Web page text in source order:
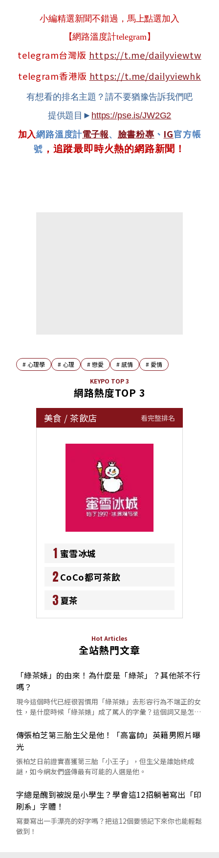
小編精選新聞不錯過，馬上點選加入
【網路溫度計telegram】
telegram台灣版 https://t.me/dailyviewtw
telegram香港版 https://t.me/dailyviewhk
有想看的排名主題？請不要猶豫告訴我們吧
提供題目► https://pse.is/JW2G2
加入網路溫度計電子報、 臉書粉專 、 IG官方帳
號 ，追蹤最即時火熱的網路新聞！
# 心理學 # 心理 #戀愛 # 感情 # 愛情
KEYPO TOP 3
網路熱度TOP 3
美食 / 茶飲店 看完整排名
1 蜜雪冰城
2CoCo都可茶飲
3夏茶
Hot Articles
全站熱門文章
「綠茶婊」的由來！為什麼是「綠茶」？其他茶不行
嗎？
現今這個時代已經很習慣用「綠茶婊」去形容行為不端正的女
性，是什麼時候「綠茶婊」成了罵人的字彙？這個詞又是怎麼
傳張柏芝第三胎生父是他！「高富帥」英籍男照片曝
光
張柏芝日前證實喜獲第三胎「小王子」，但生父是誰始終成
謎，如今網友們盛傳最有可能的人選是他。
字總是醜到被說是小學生？學會這12招躺著寫出「印
刷系」字體！
寫要寫出一手漂亮的好字嗎？把這12個要領記下來你也能輕鬆
做到！